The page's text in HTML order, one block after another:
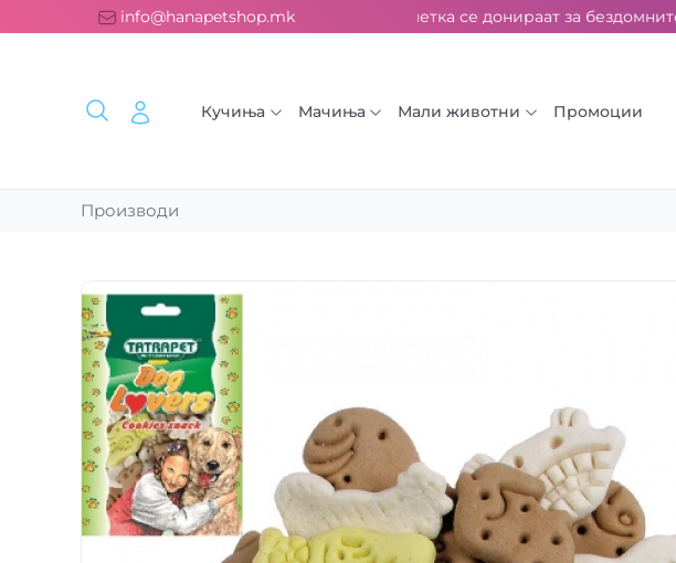
info@hanapetshop.mk
испорака над 2000 ден. ››› 2% од секоја сметка се донираат за бездомните
Кучиња Мачиња Мали животни Промоции
Производи